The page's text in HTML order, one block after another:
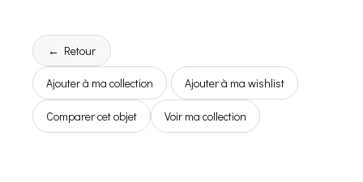
← Retour
Ajouter à ma collection Ajouter à ma wishlist
Comparer cet objet Voir ma collection